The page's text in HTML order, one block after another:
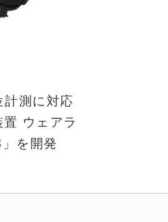
計測に対応
ウェアラ
を開発